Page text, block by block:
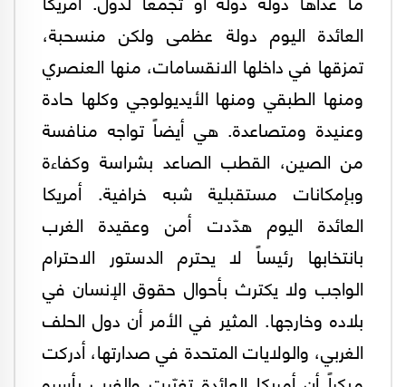
العائدة اليوم دولة عظمى ولكن منسحبة،
تمزقها في داخلها الانقسامات، منها العنصري
ومنها الطبقي ومنها الأيديولوجي وكلها حادة
وعنيدة ومتصاعدة. هي أيضاً تواجه منافسة
من الصين، القطب الصاعد بشراسة وكفاءة
وبإمكانات مستقبلية شبه خرافية. أمريكا
العائدة اليوم هدّدت أمن وعقيدة الغرب
بانتخابها رئيساً لا يحترم الدستور الاحترام
الواجب ولا يكترث بأحوال حقوق الإنسان في
بلاده وخارجها. المثير في الأمر أن دول الحلف
الغربي، والولايات المتحدة في صدارتها، أدركت